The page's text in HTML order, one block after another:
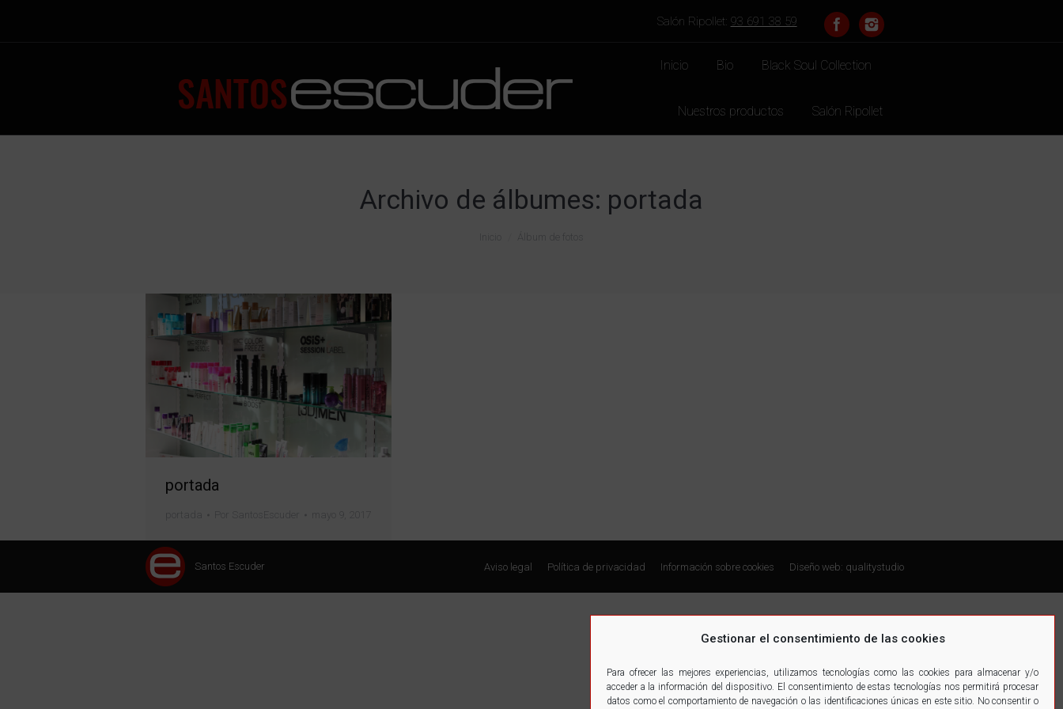
Gestionar el consentimiento de las cookies
Para ofrecer las mejores experiencias, utilizamos tecnologías como las cookies para almacenar y/o
acceder a la información del dispositivo. El consentimiento de estas tecnologías nos permitirá procesar
datos como el comportamiento de navegación o las identificaciones únicas en este sitio. No consentir o
Salón Ripollet: 93 691 38 59
Inicio Bio Black Soul Collection
Nuestros productos Salón Ripollet
Archivo de álbumes: portada
portada
Santos Escuder Aviso legal Política de privacidad Información sobre cookies Diseño web: qualitystudio